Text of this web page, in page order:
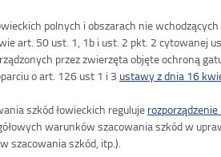
polnych i obszarach nie
art. 50 ust. 1, 1b i ust. 2 pkt. 2 cytowanej
przez zwierzęta objęte ochroną
o art. 126 ust 1 i 3 ustawy z dnia 16
szkód łowieckich reguluje
warunków szacowania szkód w
szacowania szkód, itp.).